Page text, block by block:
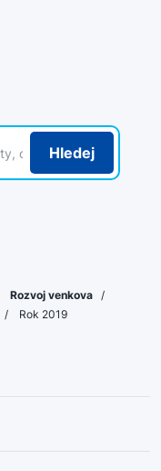
Hledej
Rozvoj venkova /
/ Rok 2019